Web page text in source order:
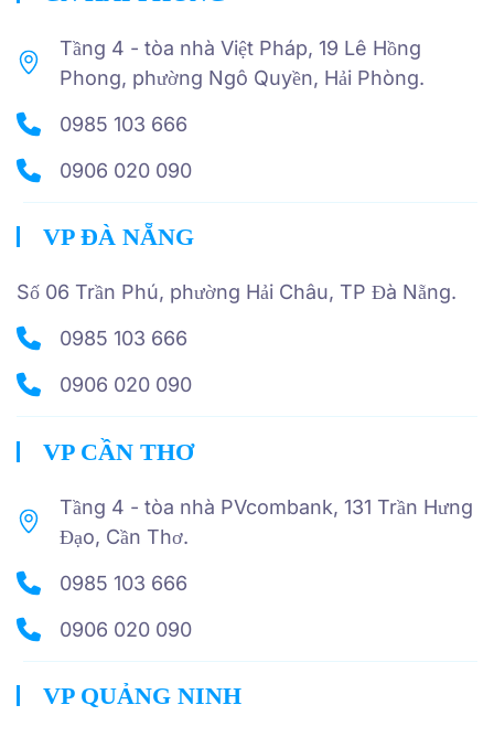
Tầng 4 - tòa nhà Việt Pháp, 19 Lê Hồng
Phong, phường Ngô Quyền, Hải Phòng.
0985 103 666
0906 020 090
VP ĐÀ NẴNG
Số 06 Trần Phú, phường Hải Châu, TP Đà Nẵng.
0985 103 666
0906 020 090
VP CẦN THƠ
Tầng 4 - tòa nhà PVcombank, 131 Trần Hưng
Đạo, Cần Thơ.
0985 103 666
0906 020 090
VP QUẢNG NINH